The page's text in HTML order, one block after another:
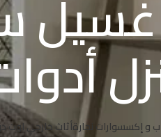
و إكسسوارات نجارةأثاث خارجي اوت